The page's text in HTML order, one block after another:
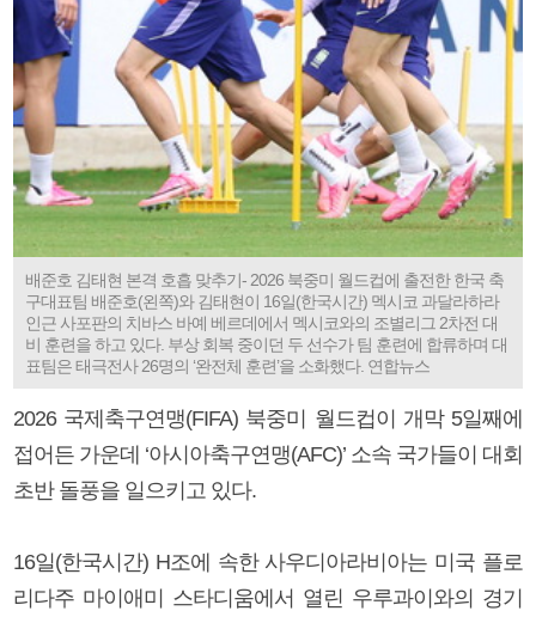
배준호 김태현 본격 호흡 맞추기- 2026 북중미 월드컵에 출전한 한국 축
구대표팀 배준호(왼쪽)와 김태현이 16일(한국시간) 멕시코 과달라하라
인근 사포판의 치바스 바예 베르데에서 멕시코와의 조별리그 2차전 대
비 훈련을 하고 있다. 부상 회복 중이던 두 선수가 팀 훈련에 합류하며 대
표팀은 태극전사 26명의 ‘완전체 훈련’을 소화했다. 연합뉴스
2026 국제축구연맹(FIFA) 북중미 월드컵이 개막 5일째에
접어든 가운데 ‘아시아축구연맹(AFC)’ 소속 국가들이 대회
초반 돌풍을 일으키고 있다.
16일(한국시간) H조에 속한 사우디아라비아는 미국 플로
리다주 마이애미 스타디움에서 열린 우루과이와의 경기